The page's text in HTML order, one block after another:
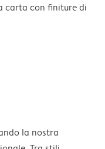
carta con finiture di
la nostra